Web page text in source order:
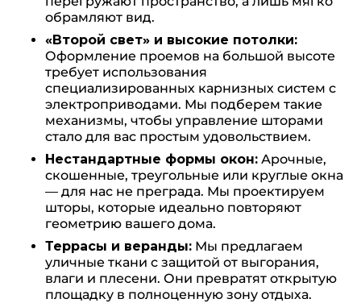
обрамляют вид.
«Второй свет» и высокие потолки:
Оформление проемов на большой высоте
требует использования
специализированных карнизных систем с
электроприводами. Мы подберем такие
механизмы, чтобы управление шторами
стало для вас простым удовольствием.
Нестандартные формы окон: Арочные,
скошенные, треугольные или круглые окна
— для нас не преграда. Мы проектируем
шторы, которые идеально повторяют
геометрию вашего дома.
Террасы и веранды: Мы предлагаем
уличные ткани с защитой от выгорания,
влаги и плесени. Они превратят открытую
площадку в полноценную зону отдыха.